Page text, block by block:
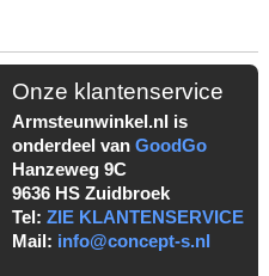
Onze klantenservice
Armsteunwinkel.nl is
onderdeel van GoodGo
Hanzeweg 9C
9636 HS Zuidbroek
Tel: ZIE KLANTENSERVICE
Mail: info@concept-s.nl